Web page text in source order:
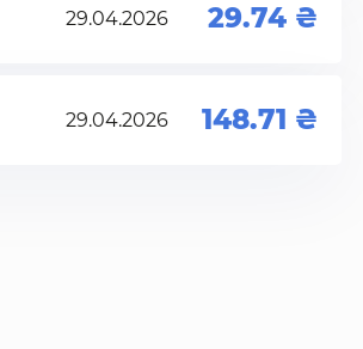
29.04.2026 29.74
29.04.2026 148.71